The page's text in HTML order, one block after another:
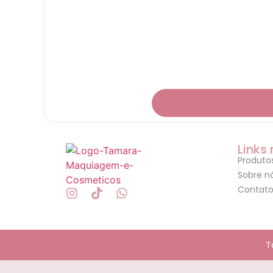
Links
Sobre
Contato